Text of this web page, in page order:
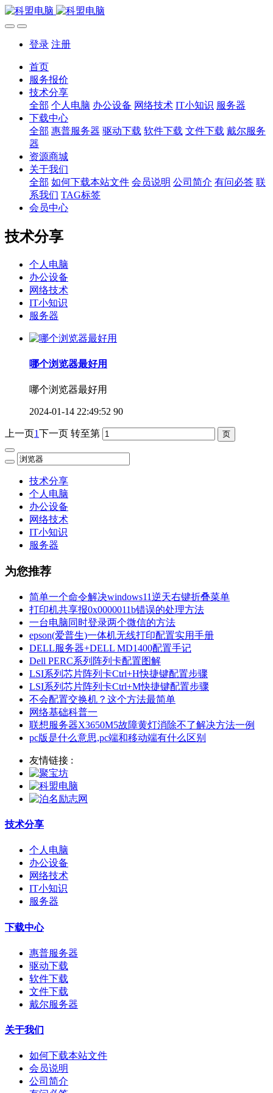
登录 注册
首页
服务报价
技术分享
全部 个人电脑 办公设备 网络技术 IT小知识 服务器
下载中心
全部 惠普服务器 驱动下载 软件下载 文件下载 戴尔服务
器
资源商城
关于我们
全部 如何下载本站文件 会员说明 公司简介 有问必答 联
系我们 TAG标签
会员中心
技术分享
个人电脑
办公设备
网络技术
IT小知识
服务器
哪个浏览器最好用
哪个浏览器最好用
2024-01-14 22:49:52 90
上一页1下一页 转至第
技术分享
个人电脑
办公设备
网络技术
IT小知识
服务器
为您推荐
简单一个命令解决windows11逆天右键折叠菜单
打印机共享报0x0000011b错误的处理方法
一台电脑同时登录两个微信的方法
epson(爱普生)一体机无线打印配置实用手册
DELL服务器+DELL MD1400配置手记
Dell PERC系列阵列卡配置图解
LSI系列芯片阵列卡Ctrl+H快捷键配置步骤
LSI系列芯片阵列卡Ctrl+M快捷键配置步骤
不会配置交换机？这个方法最简单
网络基础科普一
联想服务器X3650M5故障黄灯消除不了解决方法一例
pc版是什么意思,pc端和移动端有什么区别
友情链接 :
技术分享
个人电脑
办公设备
网络技术
IT小知识
服务器
下载中心
惠普服务器
驱动下载
软件下载
文件下载
戴尔服务器
关于我们
如何下载本站文件
会员说明
公司简介